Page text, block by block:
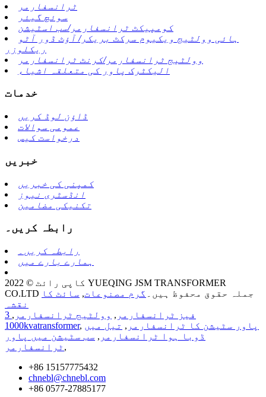
ٹرانسفارمر
سوئچ گیئر
کومپیکٹ ٹرانسفارمر/سب اسٹیشن
ہائی وولٹیج ویکیوم سرکٹ بریکر/ آؤٹ ڈور آٹو
ریکلوزر
وولٹیج ٹرانسفارمر/کرنٹ ٹرانسفارمر
الیکٹرک پاور کی متعلقہ اشیاء
خدمات
ڈاؤن لوڈ کریں
عمومی سوالات
درخواست کیس
خبریں
کمپنی کی خبریں
انڈسٹری نیوز
تکنیکی مضامین
رابطہ کریں۔
رابطہ کریں۔
ہمارے بارے میں
کاپی رائٹ © 2022 YUEQING JSM TRANSFORMER
CO.LTD جملہ حقوق محفوظ ہیں۔
گرم مصنوعات, سائٹ کا
نقشہ
3 فیز ٹرانسفارمر , وولٹیج ٹرانسفارمر ,
1000kvatransformer, پاور سٹیشن کا ٹرانسفارمر , تیل میں
ڈوبا ہوا ٹرانسفارمر , سب سٹیشن میں پاور
ٹرانسفارمر ,
+86 15157775432
chnebl@chnebl.com
+86 0577-27885177